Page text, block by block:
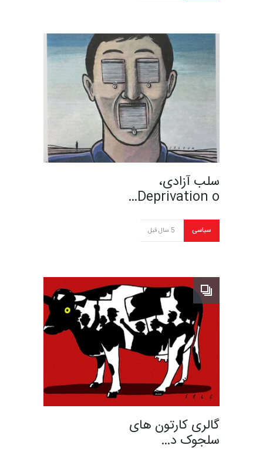
سلب آزادی،
Deprivation o…
سیاسی 5 سال قبل
گالری کارتون های
سلجوک د…